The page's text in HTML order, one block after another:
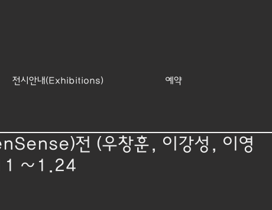
전시안내(Exhibitions) 예약
전 (우창훈, 이강성, 이영
~1.24